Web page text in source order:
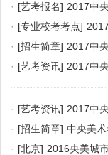
· [艺考报名] 2017中
· [专业校考考点]
· [招生简章] 2017中
· [艺考资讯] 2017中
· [艺考资讯] 2017中
· [招生简章] 中央美
· [北京] 2016央美城